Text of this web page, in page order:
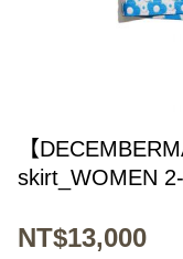
【
skirt_WOMEN
NT$13,000